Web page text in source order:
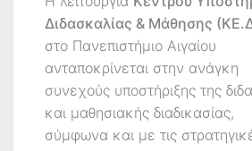
Διδασκαλίας & Μάθησης
στο Πανεπιστήμιο Αιγαίου
ανταποκρίνεται στην ανάγκη
συνεχούς υποστήριξης της
και μαθησιακής διαδικασίας,
σύμφωνα και με τις